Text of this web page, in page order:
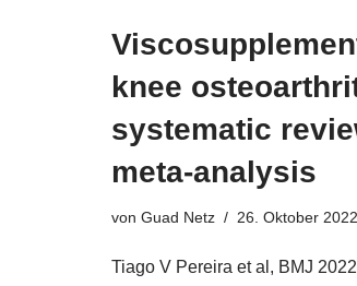
knee
systematic
meta-analysis
von Guad Netz 26. Oktober 2022
Tiago V Pereira et al, BMJ